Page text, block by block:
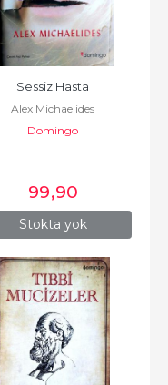
Stokta yok
Sessiz Hasta
Alex Michaelides
Domingo
99,90